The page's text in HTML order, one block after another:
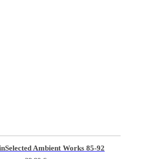
Selected Ambient Works 85-92